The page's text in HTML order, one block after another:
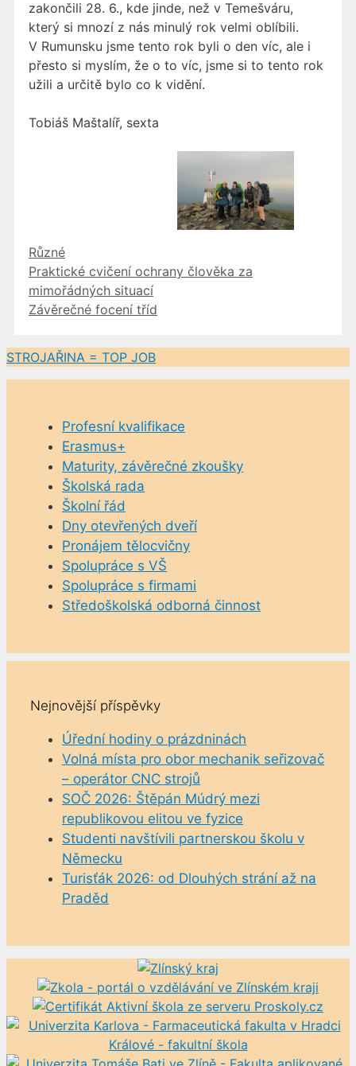
zakončili 28. 6., kde jinde, než v Temešváru,
který si mnozí z nás minulý rok velmi oblíbili.
V Rumunsku jsme tento rok byli o den víc, ale i
přesto si myslím, že o to víc, jsme si to tento rok
užili a určitě bylo co k vidění.
Tobiáš Maštalíř, sexta
Rubriky
Různé
Praktické cvičení ochrany člověka za
mimořádných situací
Závěrečné focení tříd
STROJAŘINA = TOP JOB
Profesní kvalifikace
Erasmus+
Maturity, závěrečné zkoušky
Školská rada
Školní řád
Dny otevřených dveří
Pronájem tělocvičny
Spolupráce s VŠ
Spolupráce s firmami
Středoškolská odborná činnost
Nejnovější příspěvky
Úřední hodiny o prázdninách
Volná místa pro obor mechanik seřizovač
– operátor CNC strojů
SOČ 2026: Štěpán Múdrý mezi
republikovou elitou ve fyzice
Studenti navštívili partnerskou školu v
Německu
Turisťák 2026: od Dlouhých strání až na
Praděd